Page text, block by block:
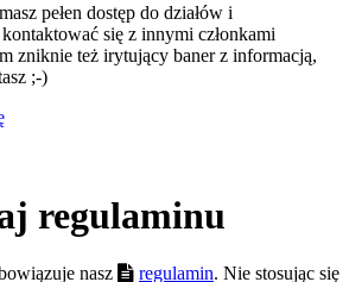
masz pełen dostęp do działów i
się z innymi członkami
zniknie też irytujący baner z informacją,
;-)
regulaminu
nasz regulamin. Nie stosując się